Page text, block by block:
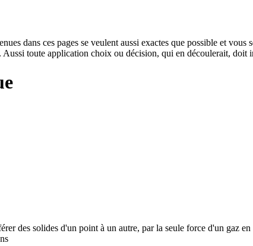
dans ces pages se veulent aussi exactes que possible et
toute application choix ou décision, qui en découlerait, doit
des solides d'un point à un autre, par la seule force d'un gaz